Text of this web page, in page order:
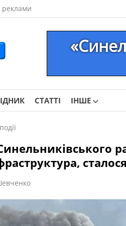
СТАТТІ ІНШЕ